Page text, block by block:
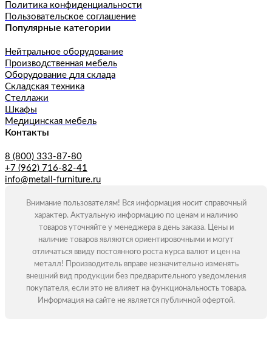
Политика конфиденциальности
Пользовательское соглашение
Популярные категории
Нейтральное оборудование
Производственная мебель
Оборудование для склада
Складская техника
Стеллажи
Шкафы
Медицинская мебель
Контакты
8 (800) 333-87-80
+7 (962) 716-82-41
info@metall-furniture.ru
Внимание пользователям! Вся информация носит справочный
характер. Актуальную информацию по ценам и наличию
товаров уточняйте у менеджера в день заказа. Цены и
наличие товаров являются ориентировочными и могут
отличаться ввиду постоянного роста курса валют и цен на
металл! Производитель вправе незначительно изменять
внешний вид продукции без предварительного уведомления
покупателя, если это не влияет на функциональность товара.
Информация на сайте не является публичной офертой.